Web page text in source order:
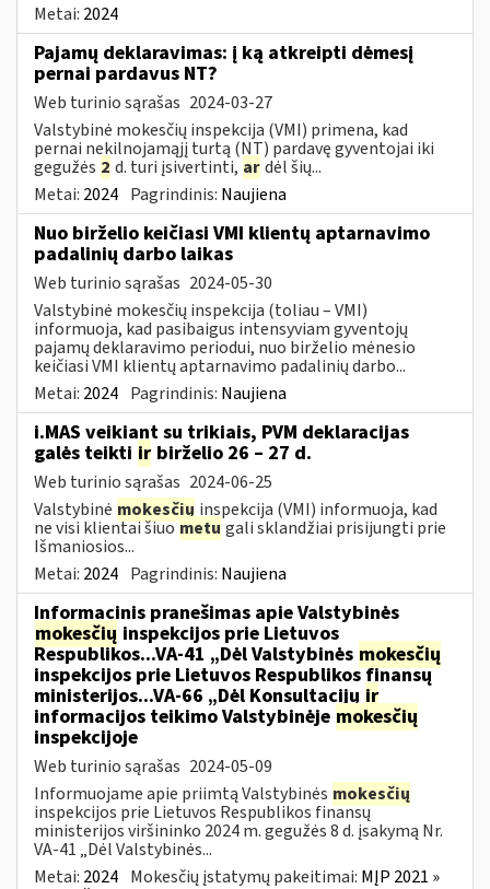
Metai: 2024
Pajamų deklaravimas: į ką atkreipti dėmesį
pernai pardavus NT?
Web turinio sąrašas 2024-03-27
Valstybinė mokesčių inspekcija (VMI) primena, kad
pernai nekilnojamąjį turtą (NT) pardavę gyventojai iki
gegužės 2 d. turi įsivertinti, ardėl šių...
Metai: 2024 Pagrindinis: Naujiena
Nuo birželio keičiasi VMI klientų aptarnavimo
padalinių darbo laikas
Web turinio sąrašas 2024-05-30
Valstybinė mokesčių inspekcija (toliau – VMI)
informuoja, kad pasibaigus intensyviam gyventojų
pajamų deklaravimo periodui, nuo birželio mėnesio
keičiasi VMI klientų aptarnavimo padalinių darbo...
Metai: 2024 Pagrindinis: Naujiena
i.MAS veikiant su trikiais, PVM deklaracijas
galės teikti ir birželio 26 – 27 d.
Web turinio sąrašas 2024-06-25
Valstybinė mokesčių inspekcija (VMI) informuoja, kad
ne visi klientai šiuometu gali sklandžiai prisijungti prie
Išmaniosios...
Metai: 2024 Pagrindinis: Naujiena
Informacinis pranešimas apie Valstybinės
mokesčių inspekcijos prie Lietuvos
Respublikos...VA-41 „Dėl Valstybinės mokesčių
inspekcijos prie Lietuvos Respublikos finansų
ministerijos...VA-66 „Dėl Konsultacijų ir
informacijos teikimo Valstybinėje mokesčių
inspekcijoje
Web turinio sąrašas 2024-05-09
Informuojame apie priimtą Valstybinės mokesčių
inspekcijos prie Lietuvos Respublikos finansų
ministerijos viršininko 2024 m. gegužės 8 d. įsakymą Nr.
VA-41 „Dėl Valstybinės...
Metai: 2024 Mokesčių įstatymų pakeitimai: MĮP 2021 »